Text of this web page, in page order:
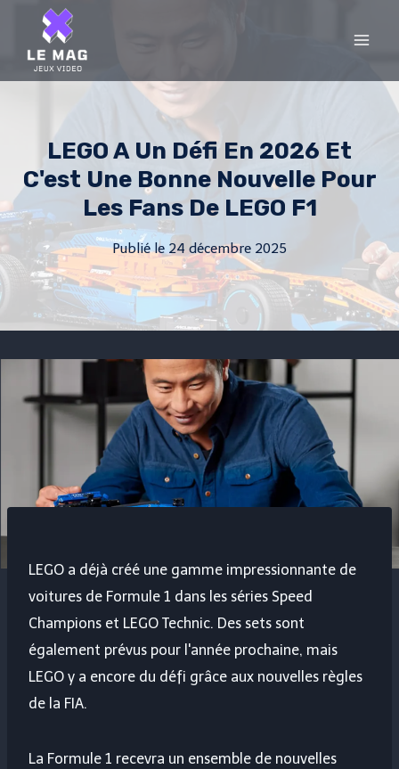
content
LEGO A Un Défi En 2026 Et
C'est Une Bonne Nouvelle Pour
Les Fans De LEGO F1
Publié le 24 décembre 2025
LEGO a déjà créé une gamme impressionnante de
voitures de Formule 1 dans les séries Speed ​​​​
Champions et LEGO Technic. Des sets sont
également prévus pour l'année prochaine, mais
LEGO y a encore du défi grâce aux nouvelles règles
de la FIA.
La Formule 1 recevra un ensemble de nouvelles